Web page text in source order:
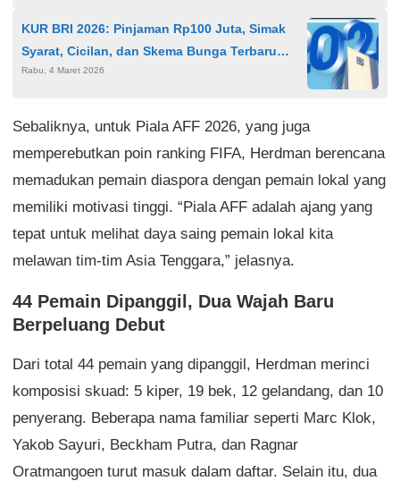
KUR BRI 2026: Pinjaman Rp100 Juta, Simak
Syarat, Cicilan, dan Skema Bunga Terbaru
untuk UMKM
Rabu, 4 Maret 2026
Sebaliknya, untuk Piala AFF 2026, yang juga
memperebutkan poin ranking FIFA, Herdman berencana
memadukan pemain diaspora dengan pemain lokal yang
memiliki motivasi tinggi. “Piala AFF adalah ajang yang
tepat untuk melihat daya saing pemain lokal kita
melawan tim-tim Asia Tenggara,” jelasnya.
44 Pemain Dipanggil, Dua Wajah Baru
Berpeluang Debut
Dari total 44 pemain yang dipanggil, Herdman merinci
komposisi skuad: 5 kiper, 19 bek, 12 gelandang, dan 10
penyerang. Beberapa nama familiar seperti Marc Klok,
Yakob Sayuri, Beckham Putra, dan Ragnar
Oratmangoen turut masuk dalam daftar. Selain itu, dua